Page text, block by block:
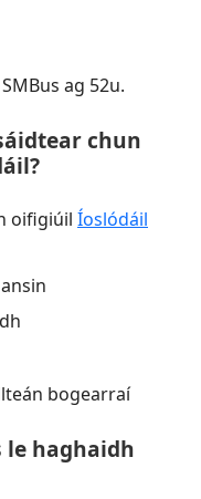
ag 52u.
chun
oifigiúil Íoslódáil
bogearraí
le haghaidh